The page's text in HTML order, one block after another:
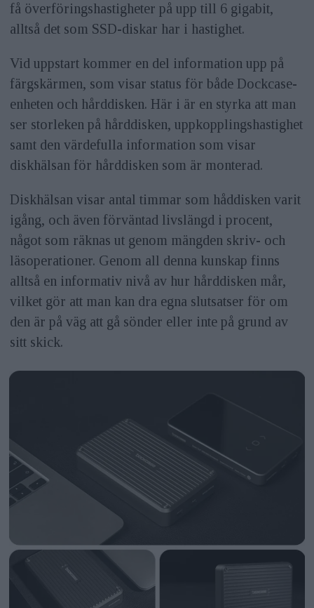
få överföringshastigheter på upp till 6 gigabit,
alltså det som SSD-diskar har i hastighet.
Vid uppstart kommer en del information upp på
färgskärmen, som visar status för både Dockcase-
enheten och hårddisken. Här i är en styrka att man
ser storleken på hårddisken, uppkopplingshastighet
samt den värdefulla information som visar
diskhälsan för hårddisken som är monterad.
Diskhälsan visar antal timmar som håddisken varit
igång, och även förväntad livslängd i procent,
något som räknas ut genom mängden skriv- och
läsoperationer. Genom all denna kunskap finns
alltså en informativ nivå av hur hårddisken mår,
vilket gör att man kan dra egna slutsatser för om
den är på väg att gå sönder eller inte på grund av
sitt skick.